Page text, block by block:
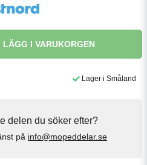
LÄGG I VARUKORGEN
Lager i Småland
delen du söker efter?
på info@mopeddelar.se